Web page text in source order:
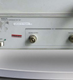
仪
仪
发生器